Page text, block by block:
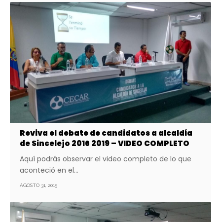
Reviva el debate de candidatos a alcaldía
de Sincelejo 2016 2019 – VIDEO COMPLETO
Aquí podrás observar el video completo de lo que
aconteció en el…
AGOSTO 31, 2015